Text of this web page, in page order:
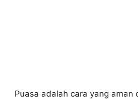
Puasa adalah cara yang